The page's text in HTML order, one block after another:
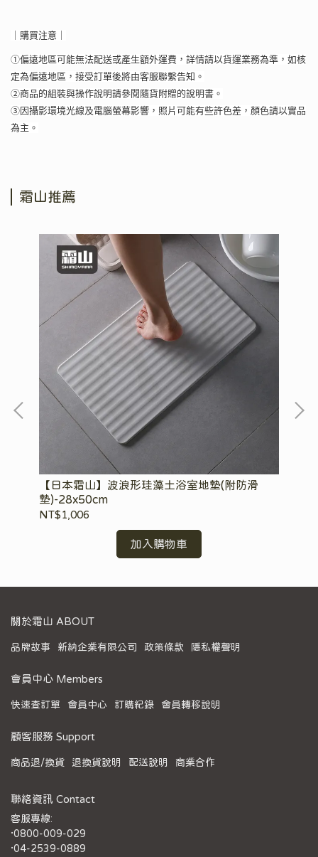
｜購買注意｜
①偏遠地區可能無法配送或產生額外運費，詳情請以貨運業務為準，如核
定為偏遠地區，接受訂單後將由客服聯繫告知。
②商品的組裝與操作說明請參閱隨貨附贈的說明書。
③因攝影環境光線及電腦螢幕影響，照片可能有些許色差，顏色請以實品
為主。
霜山推薦
【日本霜山】波浪形珪藻土浴室地墊(附防滑
墊)-28x50cm
NT$1,006
加入購物車
關於霜山 ABOUT
品牌故事 新納企業有限公司 政策條款 隱私權聲明
會員中心 Members
快速查訂單 會員中心 訂購紀錄 會員轉移說明
顧客服務 Support
商品退/換貨 退換貨說明 配送說明 商業合作
聯絡資訊 Contact
客服專線:
·0800-009-029
·04-2539-0889